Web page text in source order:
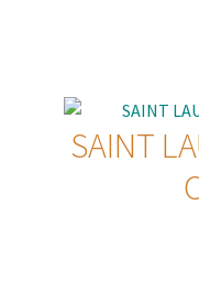
SAINT